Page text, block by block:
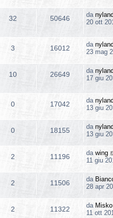
32 50646 da
20 ott
3 16012 da
23 mag
10 26649 da
17 giu
0 17042 da
13 giu
0 18155 da
13 giu
2 11196 da wing
11 giu
2 11506 da
28 apr
2 11322 da Misko
11 ott